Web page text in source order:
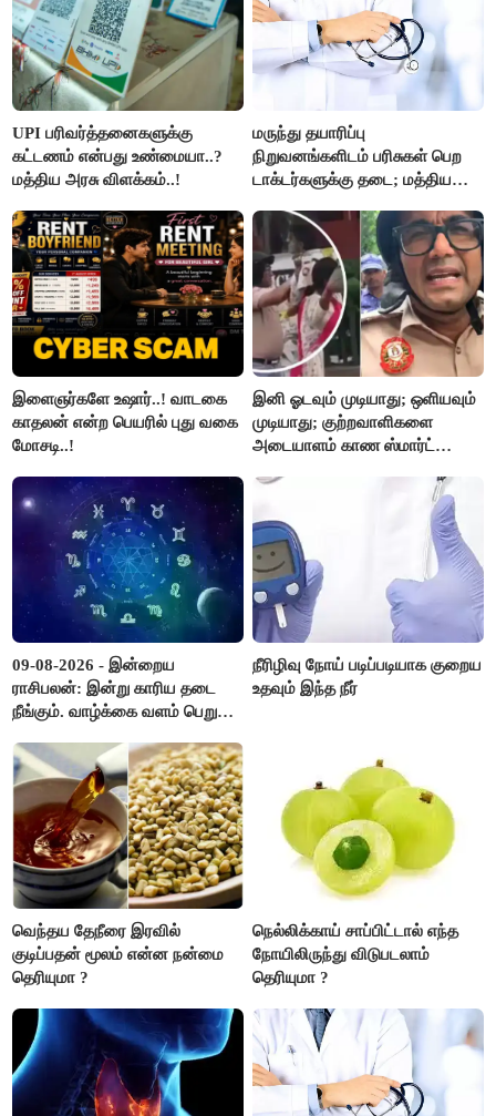
UPI பரிவர்த்தனைகளுக்கு
கட்டணம் என்பது உண்மையா..?
மத்திய அரசு விளக்கம்..!
மருந்து தயாரிப்பு
நிறுவனங்களிடம் பரிசுகள் பெற
டாக்டர்களுக்கு தடை; மத்திய
இளைஞர்களே உஷார்..! வாடகை
காதலன் என்ற பெயரில் புது வகை
மோசடி..!
இனி ஓடவும் முடியாது; ஒளியவும்
முடியாது; குற்றவாளிகளை
அடையாளம் காண ஸ்மார்ட்
09-08-2026 - இன்றைய
ராசிபலன்: இன்று காரிய தடை
நீங்கும். வாழ்க்கை வளம் பெறும்.
எடைபோடுவது நல்லது..!
நீரிழிவு நோய் படிப்படியாக குறைய
உதவும் இந்த நீர்
வெந்தய தேநீரை இரவில்
குடிப்பதன் மூலம் என்ன நன்மை
தெரியுமா ?
நெல்லிக்காய் சாப்பிட்டால் எந்த
நோயிலிருந்து விடுபடலாம்
தெரியுமா ?